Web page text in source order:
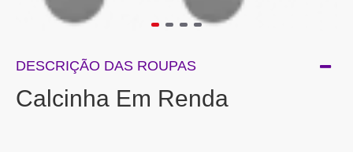
DESCRIÇÃO DAS ROUPAS
Calcinha Em Renda